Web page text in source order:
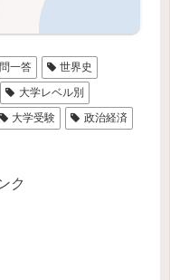
一答
世界史
大学レベル別
大学受験
政治経済
ク